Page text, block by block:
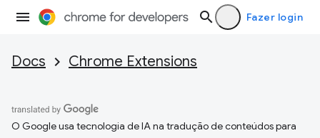
Fazer login
Docs Chrome Extensions
O Google usa tecnologia de IA na tradução de conteúdos para